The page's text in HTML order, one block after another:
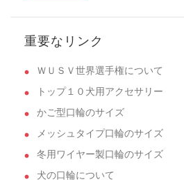
重要なリンク
ＷＵＳＶ世界選手権について
トップ１０犬用アクセサリー
かご型口輪のサイズ
メッシュタイプ口輪のサイズ
冬用ワイヤー製口輪のサイズ
犬の口輪について